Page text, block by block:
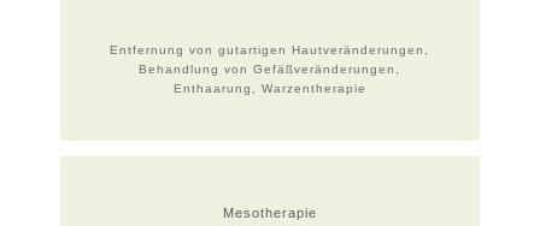
Entfernung von gutartigen Hautveränderungen,
Behandlung von Gefäßveränderungen,
Enthaarung, Warzentherapie
Mesotherapie